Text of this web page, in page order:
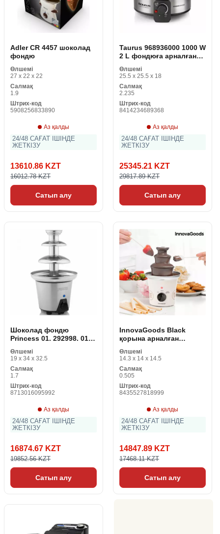
Adler CR 4457 шоколад
фондю
Өлшемі
27 x 22 x 22
Салмақ
1.9
Штрих-код
5908256833890
Аз қалды
24/48 САҒАТ ІШІНДЕ
ЖЕТКІЗУ
13610.86 KZT
16012.78 KZT
Сатып алу
Taurus 968936000 1000 W
2 L фондюға арналған
Өлшемі
25.5 x 25.5 x 18
Салмақ
2.235
Штрих-код
8414234689368
Аз қалды
24/48 САҒАТ ІШІНДЕ
ЖЕТКІЗУ
25345.21 KZT
29817.89 KZT
Сатып алу
Шоколад фондю
Princess 01. 292998. 01.
Өлшемі
19 x 34 x 32.5
Салмақ
1.7
Штрих-код
8713016095992
Аз қалды
24/48 САҒАТ ІШІНДЕ
ЖЕТКІЗУ
16874.67 KZT
19852.56 KZT
Сатып алу
InnovaGoods Black
қорына арналған
A)
Өлшемі
14.3 x 14 x 14.5
Салмақ
0.505
Штрих-код
8435527818999
Аз қалды
24/48 САҒАТ ІШІНДЕ
ЖЕТКІЗУ
14847.89 KZT
17468.11 KZT
Сатып алу